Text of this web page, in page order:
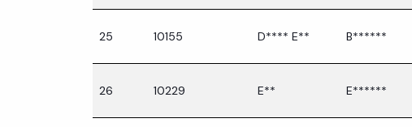
25 10155 D**** E** B******
26 10229 E** E******